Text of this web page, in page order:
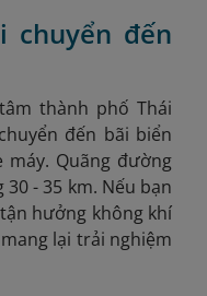
chuyển đến
thành phố Thái
đến bãi biển
Quãng đường
- 35 km. Nếu bạn
hưởng không khí
lại trải nghiệm